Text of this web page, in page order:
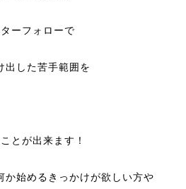
ーフォローで
出した苦手範囲を
とが出来ます！
か始めるきっかけが欲しい方や